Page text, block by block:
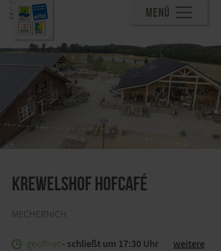
MENÜ
Krewelshof Hofcafé
MECHERNICH
geöffnet - schließt um 17:30 Uhr
weitere